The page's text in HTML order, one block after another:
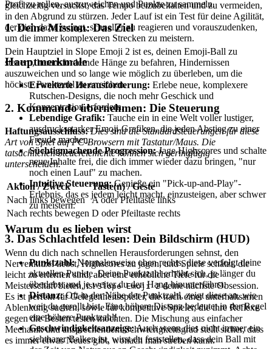
gleichzeitig versuchst, das Tempo beizubehalten und zu vermeiden,
in den Abgrund zu stürzen. Jeder Lauf ist ein Test für deine Agilität,
der dich dazu zwingt, schneller zu reagieren und vorauszudenken,
um die immer komplexeren Strecken zu meistern.
Hauptmerkmale
Erweiterte Herausforderung: Erlebe neue, komplexere
Rutschen-Designs, die noch mehr Geschick und
Konzentration erfordern.
Lebendige Grafik: Tauche ein in eine Welt voller lustiger,
ausdrucksstarker Emoji-Grafiken, die jeden Abstieg zu einer
Freude machen.
Süchtigmachende Progression:Jage Highscores und schalte
neue Inhalte frei, die dich immer wieder dazu bringen, "nur
noch einen Lauf" zu machen.
Intuitive Steuerung:Genieße ein "Pick-up-and-Play"-
Erlebnis, das es jedem leicht macht, einzusteigen, aber schwer
zu meistern.
Warum du es lieben wirst
Wenn du dich nach schnellen Herausforderungen sehnst, den
Nervenkitzel liebst, Highscores zu jagen, und Spiele schätzt, die
leicht zu erlernen sind, aber eine erhebliche Tiefe für die
Meisterschaft bieten, istSlope Emoji 2deine nächste Obsession.
Es ist perfekt für Gelegenheitsspieler, die nach einer unterhaltsamen
Ablenkung suchen, sowie für kompetitive Spieler, die ihre Reflexe
gegen die Besten testen möchten. Die Mischung aus einfacher
Mechanik und ansprechendem Schwierigkeitsgrad stellt sicher, dass
es immer etwas Neues gibt, wonach man streben kann.
Profi zu rollen, auszuweichen und Punkte zu sammeln.
1. Deine Mission: Das Ziel
Dein Hauptziel in Slope Emoji 2 ist es, deinen Emoji-Ball zu
steuern, herausfordernde Hänge zu befahren, Hindernissen
auszuweichen und so lange wie möglich zu überleben, um die
höchste Punktzahl zu erreichen.
2. Kommando übernehmen: Die Steuerung
Haftungsausschluss: Dies sind die Standardsteuerungen für diese
Art von Spiel auf PC-Browsern mit Tastatur/Maus. Die
tatsächlichen Steuerelemente können sich geringfügig
unterscheiden.
Aktion / Zweck
Taste(n) / Geste
Nach links bewegen
A oder Pfeiltaste links
Nach rechts bewegen D oder Pfeiltaste rechts
3. Das Schlachtfeld lesen: Dein Bildschirm (HUD)
Punktzahl:Normalerweise oben rechts, diese verfolgt deine
aktuellen Punkte. Deine Punktzahl erhöht sich, je länger du
überlebst und je weiter du den Hang hinunterfährst.
Distanz:Oft in der Nähe der Punktzahl, zeigt diese an, wie
weit du gerollt bist. Eine höhere Distanz bedeutet in der Regel
eine höhere Punktzahl!
Geschwindigkeitsanzeige:Auch wenn dies nicht immer ein
sichtbarer Balken ist, wirst du feststellen, dass dein Ball mit